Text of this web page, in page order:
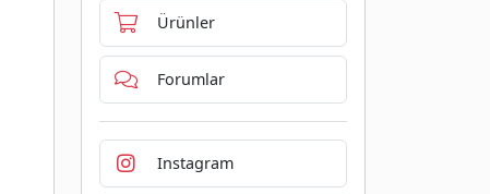
Ürünler
Forumlar
Instagram